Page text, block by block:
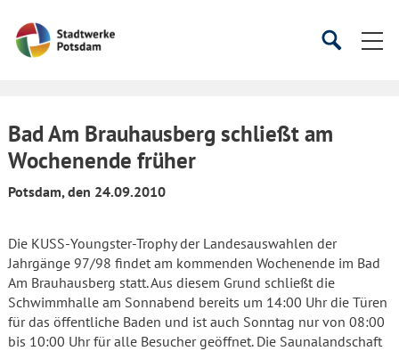
Startseite
SucheSuche
Bad Am Brauhausberg schließt am
Wochenende früher
Potsdam, den 24.09.2010
Die KUSS-Youngster-Trophy der Landesauswahlen der
Jahrgänge 97/98 findet am kommenden Wochenende im Bad
Am Brauhausberg statt. Aus diesem Grund schließt die
Schwimmhalle am Sonnabend bereits um 14:00 Uhr die Türen
für das öffentliche Baden und ist auch Sonntag nur von 08:00
bis 10:00 Uhr für alle Besucher geöffnet. Die Saunalandschaft